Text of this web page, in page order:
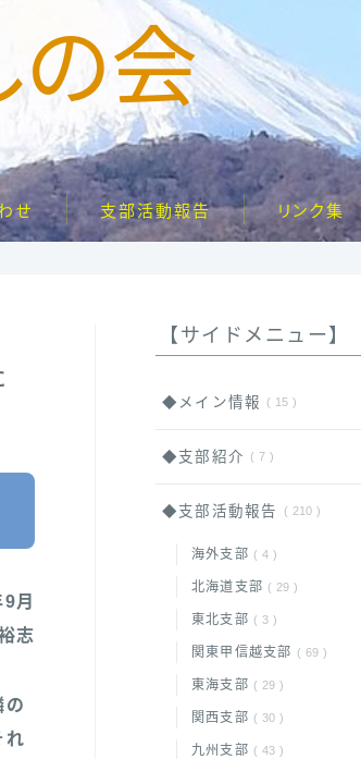
の会
せ 支部活動報告 リンク集
月
志
の
れ
【サイドメニュー】
◆メイン情報 15
◆支部紹介 7
◆支部活動報告 210
海外支部 4
北海道支部 29
東北支部 3
関東甲信越支部 69
東海支部 29
関西支部 30
九州支部 43